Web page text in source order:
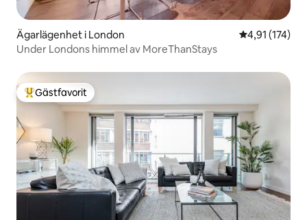
Ägarlägenhet i London 4,91 av 5 i
4,91 (174)
Under Londons himmel av MoreThanStays
Populär gästfavorit
Gästfavorit